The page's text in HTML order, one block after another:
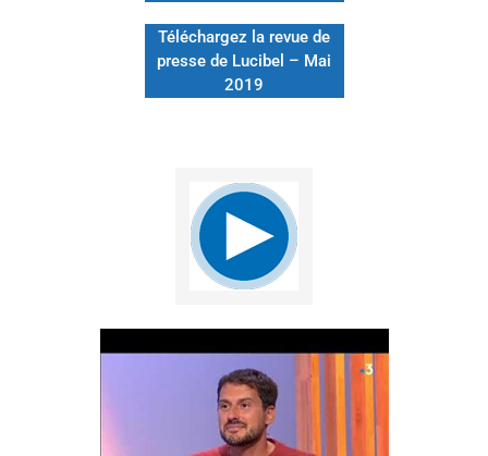
Téléchargez la revue de
presse de Lucibel – Mai
2019